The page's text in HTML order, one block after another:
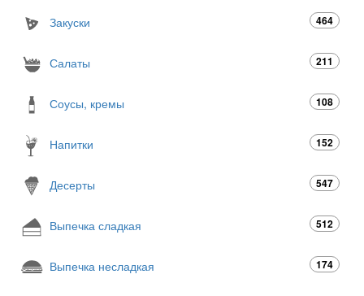
Закуски 464
Салаты 211
Соусы, кремы 108
Напитки 152
Десерты 547
Выпечка сладкая 512
Выпечка несладкая 174